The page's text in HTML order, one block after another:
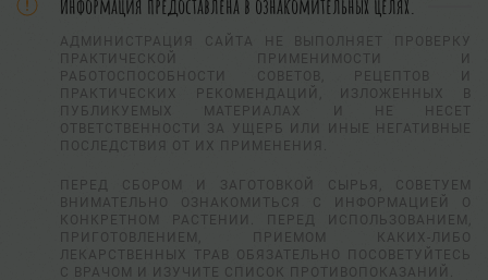
Информация предоставлена в ознакомительных целях.
АДМИНИСТРАЦИЯ САЙТА НЕ ВЫПОЛНЯЕТ ПРОВЕРКУ
ПРАКТИЧЕСКОЙ ПРИМЕНИМОСТИ И
РАБОТОСПОСОБНОСТИ СОВЕТОВ, РЕЦЕПТОВ И
ПРАКТИЧЕСКИХ РЕКОМЕНДАЦИЙ, ИЗЛОЖЕННЫХ В
ПУБЛИКУЕМЫХ МАТЕРИАЛАХ И НЕ НЕСЕТ
ОТВЕТСТВЕННОСТИ ЗА УЩЕРБ ИЛИ ИНЫЕ НЕГАТИВНЫЕ
ПОСЛЕДСТВИЯ ОТ ИХ ПРИМЕНЕНИЯ.
ПЕРЕД СБОРОМ И ЗАГОТОВКОЙ СЫРЬЯ, СОВЕТУЕМ
ВНИМАТЕЛЬНО ОЗНАКОМИТЬСЯ С ИНФОРМАЦИЕЙ О
КОНКРЕТНОМ РАСТЕНИИ. ПЕРЕД ИСПОЛЬЗОВАНИЕМ,
ПРИГОТОВЛЕНИЕМ, ПРИЕМОМ КАКИХ-ЛИБО
ЛЕКАРСТВЕННЫХ ТРАВ ОБЯЗАТЕЛЬНО ПОСОВЕТУЙТЕСЬ
С ВРАЧОМ И ИЗУЧИТЕ СПИСОК ПРОТИВОПОКАЗАНИЙ.